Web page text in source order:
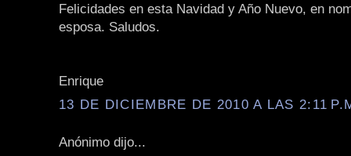
Felicidades en esta Navidad y Año Nuevo, en
esposa. Saludos.
Enrique
13 DE DICIEMBRE DE 2010 A LAS 2:11
Anónimo dijo...